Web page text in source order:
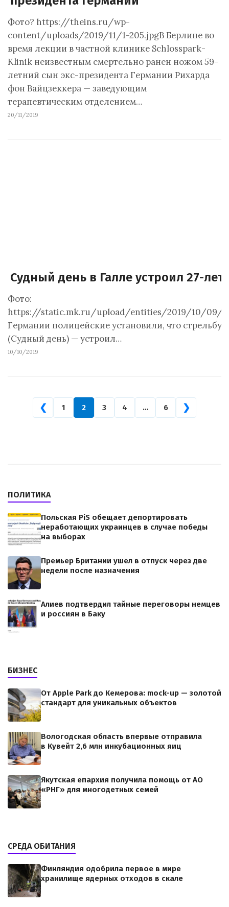
Фото? https://theins.ru/wp-
content/uploads/2019/11/1-205.jpgВ Берлине во
время лекции в частной клинике Schlosspark-
Klinik неизвестным смертельно ранен ножом 59-
летний сын экс-президента Германии Рихарда
фон Вайцзеккера — заведующим
терапевтическим отделением…
20/11/2019
Судный день в Галле устроил 27-
Фото:
https://static.mk.ru/upload/entities/2019/10/09/
Германии полицейские установили, что стрельбу
(Судный день) — устроил…
10/10/2019
❮ 1 2 3 4 … 6 ❯
ПОЛИТИКА
Польская PiS обещает депортировать
неработающих украинцев в случае победы
на выборах
Премьер Британии ушел в отпуск через две
недели после назначения
Алиев подтвердил тайные переговоры немцев
и россиян в Баку
БИЗНЕС
От Apple Park до Кемерова: mock-up — золотой
стандарт для уникальных объектов
Вологодская область впервые отправила
в Кувейт 2,6 млн инкубационных яиц
Якутская епархия получила помощь от АО
«РНГ» для многодетных семей
СРЕДА ОБИТАНИЯ
Финляндия одобрила первое в мире
хранилище ядерных отходов в скале